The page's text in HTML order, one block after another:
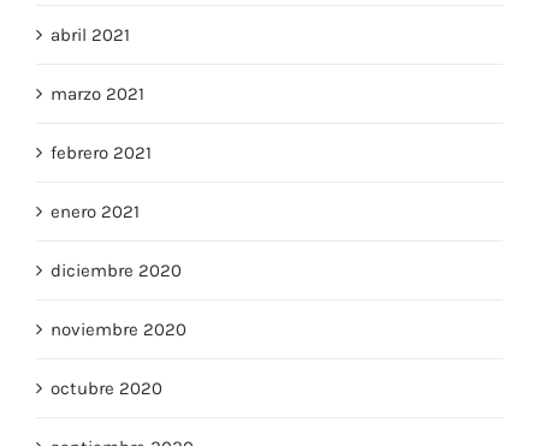
abril 2021
marzo 2021
febrero 2021
enero 2021
diciembre 2020
noviembre 2020
octubre 2020